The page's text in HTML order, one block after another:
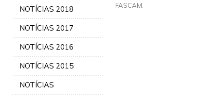
NOTÍCIAS 2018
NOTÍCIAS 2017
NOTÍCIAS 2016
NOTÍCIAS 2015
NOTÍCIAS
FASCAM.